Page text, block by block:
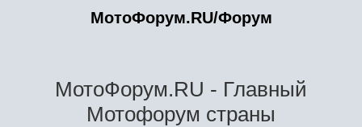
МотоФорум.RU/Форум
МотоФорум.RU - Главный
Мотофорум страны